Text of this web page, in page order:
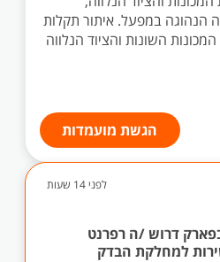
הנהוגה במפעל. איתור תקלות
השונות והציוד הנלווה
הגשת מועמדות
לפני 14 שעות
דרוש /ה רפרנט
למחלקת הבדק